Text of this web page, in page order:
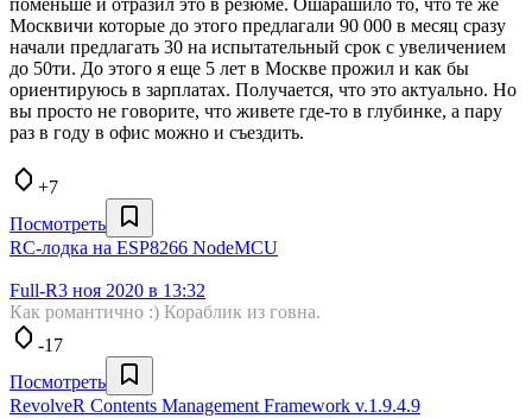
поменьше и отразил это в резюме. Ошарашило то, что те же
Москвичи которые до этого предлагали 90 000 в месяц сразу
начали предлагать 30 на испытательный срок с увеличением
до 50ти. До этого я еще 5 лет в Москве прожил и как бы
ориентируюсь в зарплатах. Получается, что это актуально. Но
вы просто не говорите, что живете где-то в глубинке, а пару
раз в году в офис можно и съездить.
+7
Посмотреть
RC-лодка на ESP8266 NodeMCU
Full-R3 ноя 2020 в 13:32
Как романтично :) Кораблик из говна.
-17
Посмотреть
RevolveR Contents Management Framework v.1.9.4.9